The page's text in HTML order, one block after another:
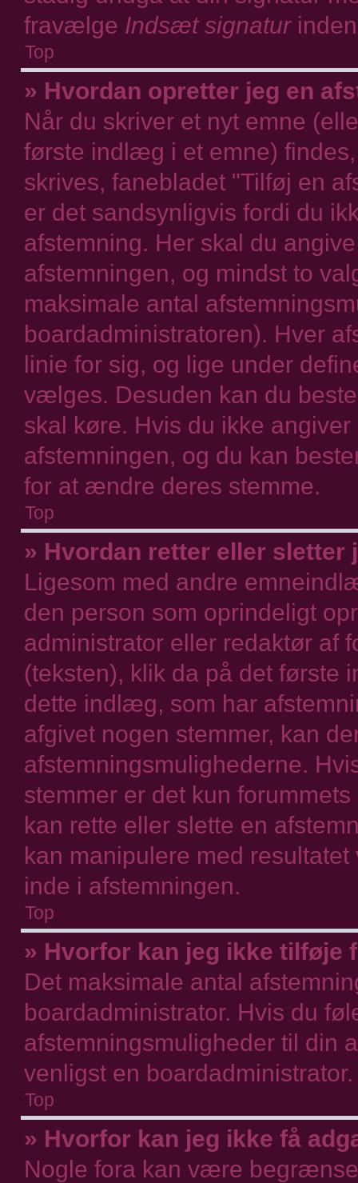
fravælge Indsæt signatur
Top
» Hvordan opretter jeg en
Når du skriver et nyt emne
første indlæg i et emne)
skrives, fanebladet "Tilføj en
er det sandsynligvis fordi du
afstemning. Her skal du
afstemningen, og mindst to
maksimale antal
boardadministratoren). Hver
linie for sig, og lige under
vælges. Desuden kan du
skal køre. Hvis du ikke
afstemningen, og du kan
for at ændre deres stemme.
Top
» Hvordan retter eller sletter
Ligesom med andre
den person som oprindeligt
administrator eller redaktør af
(teksten), klik da på det første
dette indlæg, som har
afgivet nogen stemmer, kan
afstemningsmulighederne.
stemmer er det kun
kan rette eller slette en
kan manipulere med
inde i afstemningen.
Top
» Hvorfor kan jeg ikke tilføje
Det maksimale antal
boardadministrator. Hvis du
afstemningsmuligheder til din
venligst en boardadministrator.
Top
» Hvorfor kan jeg ikke få
Nogle fora kan være